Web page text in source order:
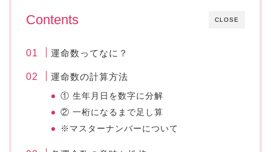
CLOSE
Contents
運命数ってなに？
運命数の計算方法
① 生年月日を数字に分解
② 一桁になるまで足し算
※マスターナンバーについて